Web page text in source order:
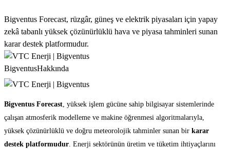
Bigventus Forecast, rüzgâr, güneş ve elektrik piyasaları için yapay
zekâ tabanlı yüksek çözünürlüklü hava ve piyasa tahminleri sunan
karar destek platformudur.
BigventusHakkında
Bigventus Forecast , yüksek işlem gücüne sahip bilgisayar sistemlerinde
çalışan atmosferik modelleme ve makine öğrenmesi algoritmalarıyla,
yüksek çözünürlüklü ve doğru meteorolojik tahminler sunan bir karar
destek platformudur . Enerji sektörünün üretim ve tüketim ihtiyaçlarını